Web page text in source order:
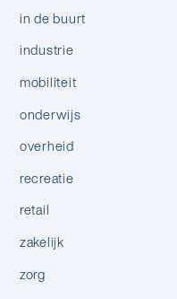
in de buurt
industrie
mobiliteit
onderwijs
overheid
recreatie
retail
zakelijk
zorg